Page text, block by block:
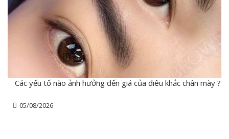
Các yếu tố nào ảnh hưởng đến giá của điêu khắc chân mày ?
05/08/2026